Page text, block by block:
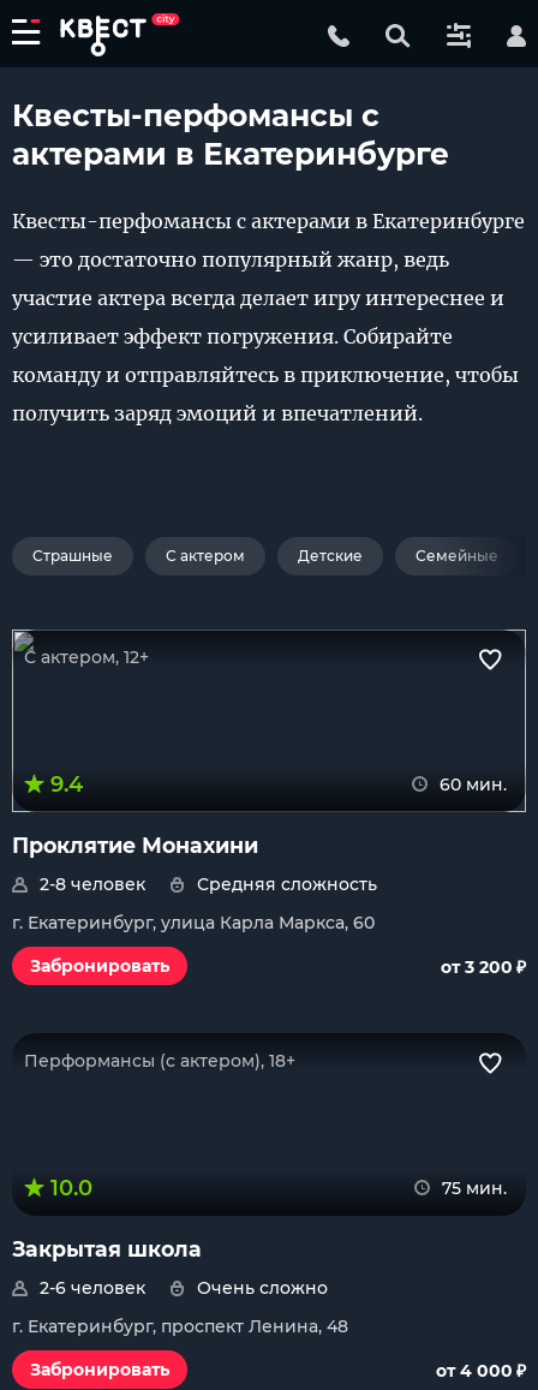
Квесты-перфомансы с
актерами в Екатеринбурге
Квесты-перфомансы с актерами в Екатеринбурге
— это достаточно популярный жанр, ведь
участие актера всегда делает игру интереснее и
усиливает эффект погружения. Собирайте
команду и отправляйтесь в приключение, чтобы
получить заряд эмоций и впечатлений.
Страшные С актером Детские Семейные
С актером, 12+
9.4 60 мин.
Проклятие Монахини
2-8 человек
Средняя сложность
г. Екатеринбург, улица Карла Маркса, 60
Забронировать
от 3 200 ₽
Перформансы (с актером), 18+
10.0 75 мин.
Закрытая школа
2-6 человек
Очень сложно
г. Екатеринбург, проспект Ленина, 48
Забронировать
от 4 000 ₽